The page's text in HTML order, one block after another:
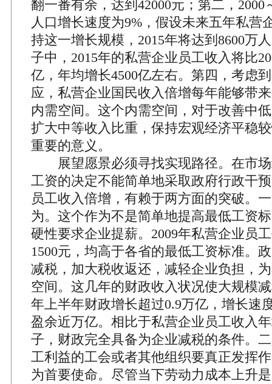
翻一番有余，达到42000元；第二，2000
人口增长速度为9%，假设未来五年私营
持这一增长规模，2015年将达到8600万
子中，2015年的私营企业员工收入将比
亿，年均增长4500亿左右。第四，考虑
应，私营企业国民收入倍增每年能够带
内需空间。这个内需空间，对于改善中
扩大中等收入比重，保持宏观经济平稳
重要的意义。
展望愿景必须寻找实现路径。在市场
工资的决定不能简单地采取政府行政干
员工收入倍增，有赖于两方面的突破。
为。这个作为不是简单地提高最低工资
硬性要求企业提薪。2009年私营企业员
1500元，均高于各省的最低工资标准。
减税，加大税收返还，减轻企业负担，
空间。这几年的财政收入状况使大规模
年上半年财政增长超过0.9万亿，增长速
盈余近万亿。相比于私营企业员工收入
子，财政完全具备为企业减税的条件。
工利益的工会或者其他组织要真正发挥
为首要使命。尽管当下劳动力成本上升